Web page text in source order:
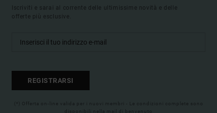
Iscriviti e sarai al corrente delle ultimissime novità e delle
offerte più esclusive.
REGISTRARSI
(*) Offerta on-line valida per i nuovi membri - Le condizioni complete sono
disponibili nella mail di benvenuto